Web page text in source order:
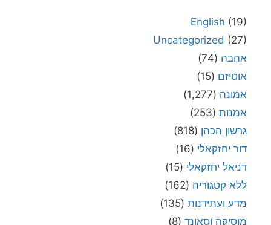
English (19)
Uncategorized (27)
אהבה (74)
אוטיזם (15)
אמונה (1,277)
אמנות (253)
גרשון הכהן (818)
דור יחזקאלי (16)
דניאל יחזקאלי (15)
ללא קטגוריה (162)
מדע ועתידנות (135)
מוסיקה וסאונד (8)